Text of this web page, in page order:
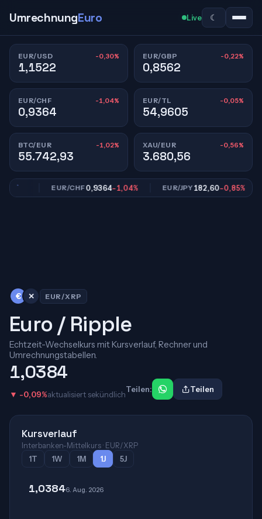
UmrechnungEuro Live ☾
EUR/USD -0,30%
1,1522
EUR/GBP -0,22%
0,8562
EUR/CHF -1,04%
0,9364
EUR/TL -0,05%
54,9605
BTC/EUR -1,02%
55.742,93
XAU/EUR -0,56%
3.680,56
EUR/CHF0,9364-1,04% EUR/JPY182,60-0,85%
€ ✕ EUR/XRP
Euro / Ripple
Echtzeit-Wechselkurs mit Kursverlauf, Rechner und
Umrechnungstabellen.
1,0384
▼ -0,09%aktualisiert sekündlich
Teilen: Teilen
Kursverlauf
Interbanken-Mittelkurs · EUR/XRP
1T
1W 1M 1J 5J
1,03846. Aug. 2026